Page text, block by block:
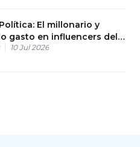
El millonario y
gasto en influencers del
10 Jul 2026